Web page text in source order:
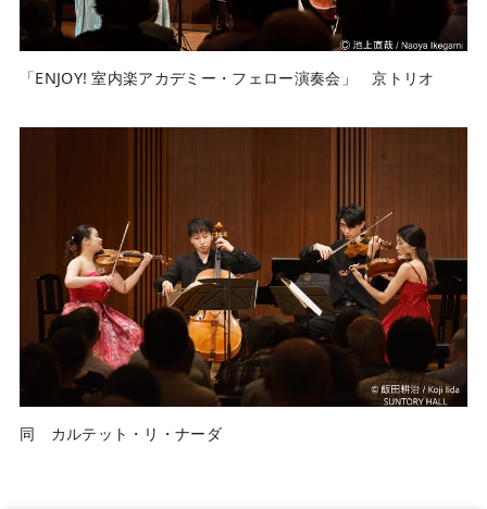
「ENJOY! 室内楽アカデミー・フェロー演奏会」 京トリオ
同 カルテット・リ・ナーダ